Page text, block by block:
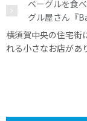
ベーグルを食
グル屋さん『
横須賀中央の住宅街
れる小さなお店があ